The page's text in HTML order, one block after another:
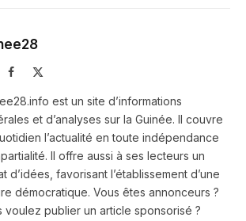
Facebook
est un site d’informations
et d’analyses sur la Guinée. Il couvre
l’actualité en toute indépendance
Il offre aussi à ses lecteurs un
d’idées, favorisant l’établissement d’une
démocratique. Vous êtes annonceurs ?
voulez publier un article sponsorisé ?